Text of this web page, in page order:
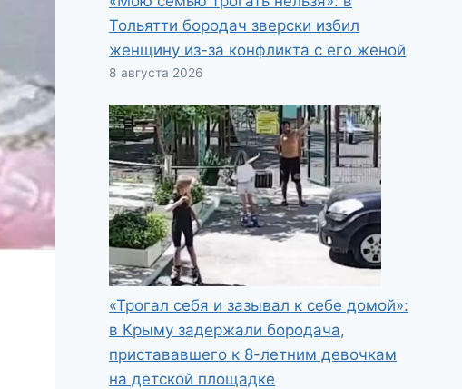
Тольятти бородач зверски избил
женщину из-за конфликта с его женой
8 августа 2026
«Трогал себя и зазывал к себе домой»:
в Крыму задержали бородача,
пристававшего к 8-летним девочкам
на детской площадке